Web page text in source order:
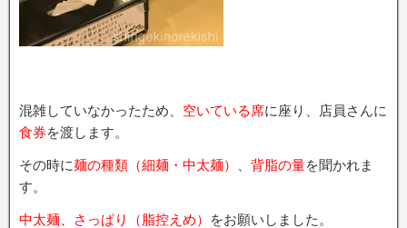
混雑していなかったため、 空いている席に座り、店員さんに
食券を渡します。
その時に麺の種類（細麺・中太麺） 背脂の量を聞かれま
す。
中太麺 さっぱり（脂控えめ） をお願いしました。